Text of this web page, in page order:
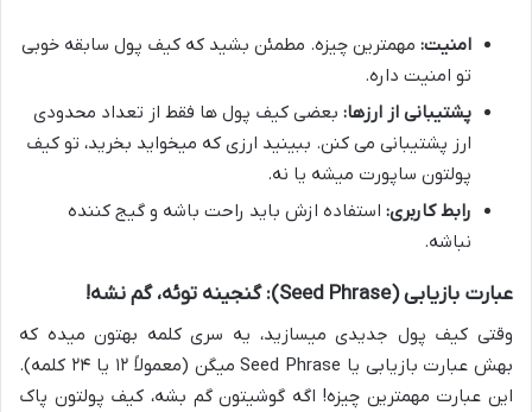
امنیت: مهمترین چیزه. مطمئن بشید که کیف پول سابقه خوبی
تو امنیت داره.
پشتیبانی از ارزها: بعضی کیف پول ها فقط از تعداد محدودی
ارز پشتیبانی می کنن. ببینید ارزی که میخواید بخرید، تو کیف
پولتون ساپورت میشه یا نه.
رابط کاربری: استفاده ازش باید راحت باشه و گیج کننده
نباشه.
عبارت بازیابی (Seed Phrase): گنجینه توئه، گم نشه!
وقتی کیف پول جدیدی میسازید، یه سری کلمه بهتون میده که
بهش عبارت بازیابی یا Seed Phrase میگن (معمولاً ۱۲ یا ۲۴ کلمه).
این عبارت مهمترین چیزه! اگه گوشیتون گم بشه، کیف پولتون پاک